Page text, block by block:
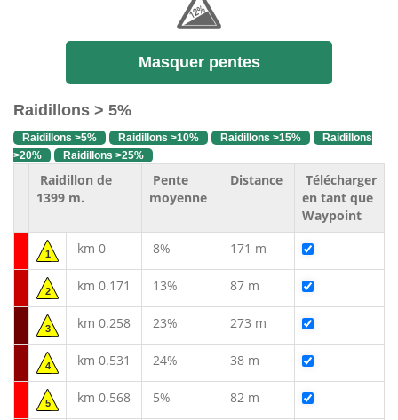
Masquer pentes
Raidillons > 5%
Raidillons >5% Raidillons >10% Raidillons >15%
Raidillons
>20%
Raidillons >25%
Raidillon de
1399 m.
Pente
moyenne
Distance
Télécharger
en tant que
Waypoint
1 km 0 8% 171 m
2 km 0.171 13% 87 m
3 km 0.258 23% 273 m
4 km 0.531 24% 38 m
5 km 0.568 5% 82 m